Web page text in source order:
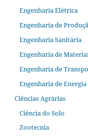
Engenharia Elétrica
Engenharia de
Engenharia Sanitária
Engenharia de
Engenharia de
Engenharia de Energia
Ciências Agrárias
Ciência do Solo
Zootecnia